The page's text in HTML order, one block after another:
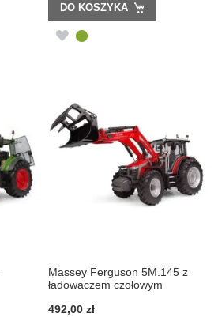
DO KOSZYKA
DODAJ
ŻYCZEŃ
Massey Ferguson 5M.145 z
ładowaczem czołowym
492,00 zł